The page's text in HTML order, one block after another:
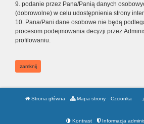
9. podanie przez Pana/Panią danych
(dobrowolne) w celu udostępnienia strony
10. Pana/Pani dane osobowe nie będą
procesom podejmowania decyzji przez
profilowaniu.
zamknij
Strona główna Mapa strony Czcionka
Kontrast Informacja